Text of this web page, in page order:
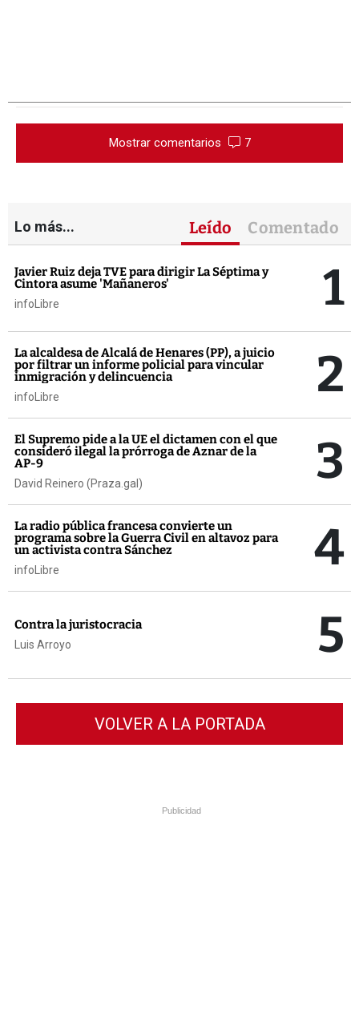
Mostrar comentarios 7
Lo más... Leído Comentado
Javier Ruiz deja TVE para dirigir La Séptima y
Cintora asume 'Mañaneros'
infoLibre 1
La alcaldesa de Alcalá de Henares (PP), a juicio
por filtrar un informe policial para vincular
inmigración y delincuencia
infoLibre 2
El Supremo pide a la UE el dictamen con el que
consideró ilegal la prórroga de Aznar de la
AP-9
David Reinero (Praza.gal) 3
La radio pública francesa convierte un
programa sobre la Guerra Civil en altavoz para
un activista contra Sánchez
infoLibre 4
Contra la juristocracia
Luis Arroyo 5
VOLVER A LA PORTADA
Publicidad